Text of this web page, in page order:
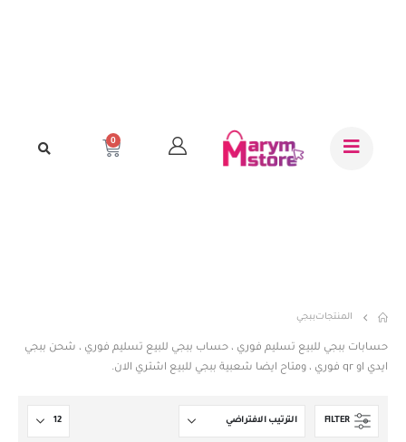
0
المنتجاتببجي
حسابات ببجي للبيع تسليم فوري ، حساب ببجي للبيع تسليم فوري ، شحن ببجي
ايدي او qr فوري ، ومتاح ايضا شعبية ببجي للبيع اشتري الان.
FILTER